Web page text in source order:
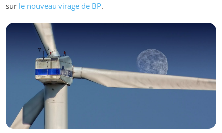
sur le nouveau virage de BP.